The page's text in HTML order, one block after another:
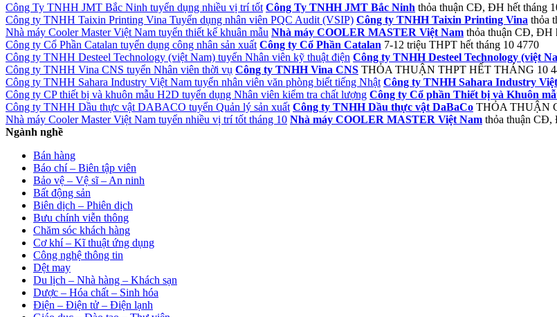
Công Ty TNHH JMT Bắc Ninh tuyển dụng nhiều vị trí tốt Công Ty TNHH JMT Bắc Ninh thỏa thuận CĐ, ĐH hết tháng
Công ty TNHH Taixin Printing Vina Tuyển dụng nhân viên PQC Audit (VSIP) Công ty TNHH Taixin Printing Vina thỏa
Nhà máy Cooler Master Việt Nam tuyển thiết kế khuân mẫu Nhà máy COOLER MASTER Việt Nam thỏa thuận CĐ, ĐH
Công ty Cổ Phần Catalan tuyển dụng công nhân sản xuất Công ty Cổ Phần Catalan 7-12 triệu THPT hết tháng 10 4770
Công ty TNHH Desteel Technology (việt Nam) tuyển Nhân viên kỹ thuật điện Công ty TNHH Desteel Technology (việt
Công ty TNHH Vina CNS tuyển Nhân viên thời vụ Công ty TNHH Vina CNS THỎA THUẬN THPT HẾT THÁNG 10
Công ty TNHH Sahara Industry Việt Nam tuyển nhân viên văn phòng biết tiếng Nhật Công ty TNHH Sahara Industry
Công ty CP thiết bị và khuôn mẫu H2D tuyển dụng Nhân viên kiểm tra chất lượng Công ty Cổ phần Thiết bị và Khuôn
Công ty TNHH Dầu thực vật DABACO tuyển Quản lý sản xuất Công ty TNHH Dầu thực vật DaBaCo THỎA THUẬN
Nhà máy Cooler Master Việt Nam tuyển nhiều vị trí tốt tháng 10 Nhà máy COOLER MASTER Việt Nam thỏa thuận CĐ,
Ngành nghề
Bán hàng
Báo chí – Biên tập viên
Bảo vệ – Vệ sĩ – An ninh
Bất động sản
Biên dịch – Phiên dịch
Bưu chính viễn thông
Chăm sóc khách hàng
Cơ khí – Kĩ thuật ứng dụng
Công nghệ thông tin
Dệt may
Du lịch – Nhà hàng – Khách sạn
Dược – Hóa chất – Sinh hóa
Điện – Điện tử – Điện lạnh